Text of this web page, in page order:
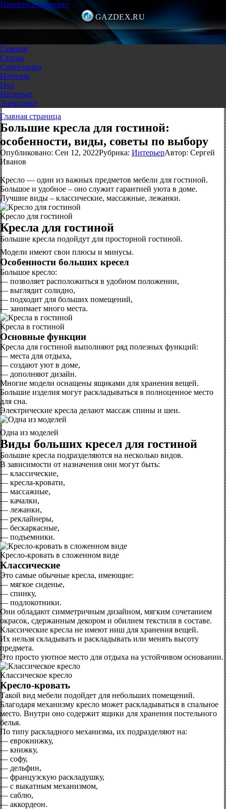
Перейти к контенту
GAZDEX.RU
Главная
Статьи
Сантехника
Потолок
Пол
Интерьер
Электрика
Главная страница
Большие кресла для гостиной:
особенности, виды, советы по выбору
Опубликовано: Сен 12, 2022Рубрика: ИнтерьерАвтор: Сергей
Иванов
Кресло — один из важных предметов мебели для гостиной.
Большое и удобное – оно служит гарантией уюта в доме.
Лучшие виды – классические, массажные, лежанки.
Кресло для гостиной
Кресла для гостиной
Большие кресла подойдут для просторной гостиной.
Модели имеют свои плюсы и минусы.
Особенности больших кресел
Большое кресло:
— позволяет расположиться в удобном положении,
— выглядит солидно,
— подходит для больших помещений,
— занимает много места.
Кресла в гостиной
Основные функции
Кресла для гостиной выполняют ряд полезных функций:
— места для отдыха,
— создают уют в доме,
— дополняют дизайн.
Многие модели оснащены ящиками для хранения вещей.
Большие изделия могут раскладываться в полноценное место
для сна.
Электрические кресла делают массаж спины и шеи.
Одна из моделей
Виды больших кресел для гостиной
Большие кресла подразделяются на несколько видов.
В зависимости от назначения они могут быть:
— классические,
— кресла-кровати,
— массажные,
— качалки,
— лежанки,
— реклайнеры,
— бескаркасные,
— подъемники.
Кресло-кровать в сложенном виде
Классические
Это самые обычные кресла, имеющие:
— мягкое сиденье,
— спинку,
— подлокотники.
Они обладают симметричным дизайном, мягким сочетанием
окрасок, сдержанным декором и обилием текстиля в составе.
Классические кресла не имеют ниш для хранения вещей.
Их нельзя складывать и раскладывать или менять высоту
предмета.
Это просто уютное место для отдыха на устойчивом основании.
Классическое кресло
Кресло-кровать
Такой вид мебели подойдет для небольших помещений.
Благодаря механизму кресло может раскладываться в спальное
место. Внутри оно содержит ящики для хранения постельного
белья.
По типу раскладного механизма, их подразделяют на:
— еврокнижку,
— книжку,
— софу,
— дельфин,
— французскую раскладушку,
— с выкатным механизмом,
— саблю,
— аккордеон.